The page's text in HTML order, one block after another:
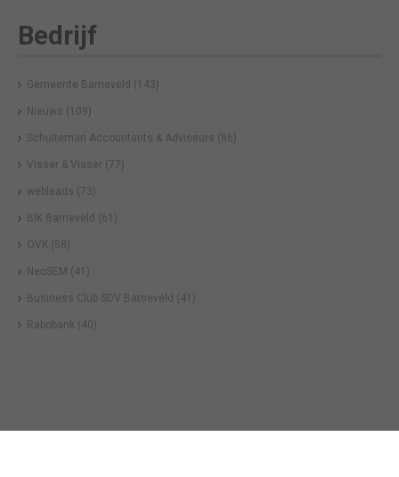
Bedrijf
Gemeente Barneveld (143)
Nieuws (109)
Schuiteman Accountants & Adviseurs (86)
Visser & Visser (77)
webleads (73)
BIK Barneveld (61)
OVK (58)
NeoSEM (41)
Business Club SDV Barneveld (41)
Rabobank (40)